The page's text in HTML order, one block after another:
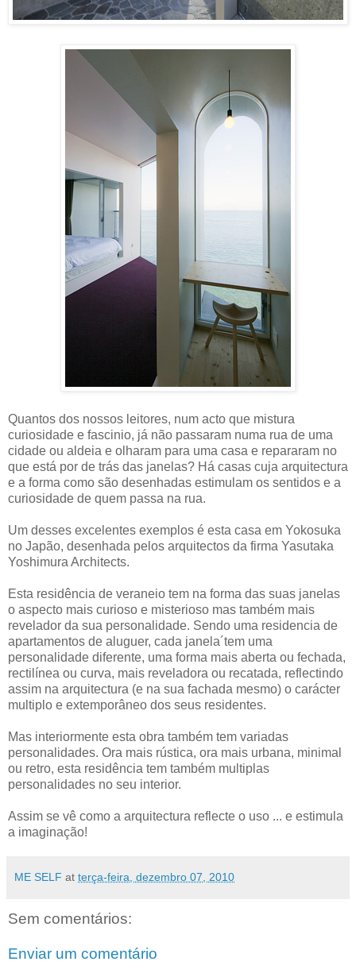
Quantos dos nossos leitores, num acto que mistura
curiosidade e fascinio, já não passaram numa rua de uma
cidade ou aldeia e olharam para uma casa e repararam no
que está por de trás das janelas? Há casas cuja arquitectura
e a forma como são desenhadas estimulam os sentidos e a
curiosidade de quem passa na rua.
Um desses excelentes exemplos é esta casa em Yokosuka
no Japão, desenhada pelos arquitectos da firma Yasutaka
Yoshimura Architects.
Esta residência de veraneio tem na forma das suas janelas
o aspecto mais curioso e misterioso mas também mais
revelador da sua personalidade. Sendo uma residencia de
apartamentos de aluguer, cada janela´tem uma
personalidade diferente, uma forma mais aberta ou fechada,
rectilínea ou curva, mais reveladora ou recatada, reflectindo
assim na arquitectura (e na sua fachada mesmo) o carácter
multiplo e extemporâneo dos seus residentes.
Mas interiormente esta obra também tem variadas
personalidades. Ora mais rústica, ora mais urbana, minimal
ou retro, esta residência tem também multiplas
personalidades no seu interior.
Assim se vê como a arquitectura reflecte o uso ... e estimula
a imaginação!
ME SELF at terça-feira, dezembro 07, 2010
Sem comentários:
Enviar um comentário